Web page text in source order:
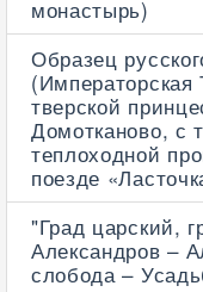
монастырь)
Образец
тверской
Домотканово, с
теплоходной
поезде
"Град царский,
Александров –
слобода –